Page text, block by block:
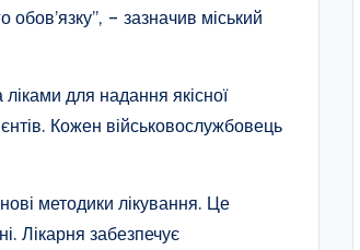
– зазначив міський
для надання якісної
Кожен військовослужбовець
методики лікування. Це
Лікарня забезпечує